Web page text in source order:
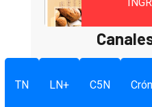
TN LN+ C5N